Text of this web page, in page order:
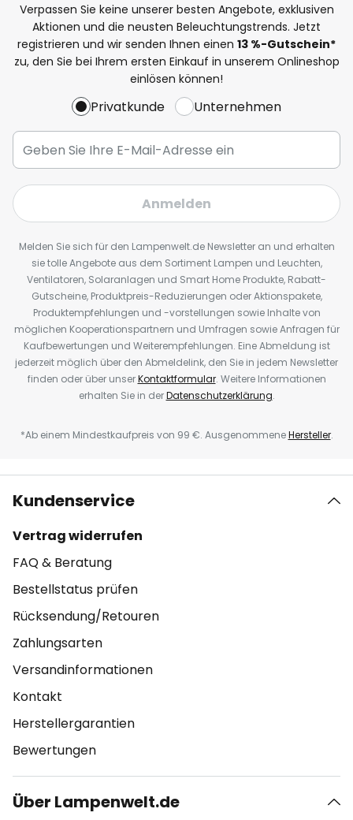
Verpassen Sie keine unserer besten Angebote, exklusiven
Aktionen und die neusten Beleuchtungstrends. Jetzt
registrieren und wir senden Ihnen einen 13 %-Gutschein*
zu, den Sie bei Ihrem ersten Einkauf in unserem Onlineshop
einlösen können!
Privatkunde Unternehmen
Anmelden
Melden Sie sich für den Lampenwelt.de Newsletter an und erhalten
sie tolle Angebote aus dem Sortiment Lampen und Leuchten,
Ventilatoren, Solaranlagen und Smart Home Produkte, Rabatt-
Gutscheine, Produktpreis-Reduzierungen oder Aktionspakete,
Produktempfehlungen und -vorstellungen sowie Inhalte von
möglichen Kooperationspartnern und Umfragen sowie Anfragen für
Kaufbewertungen und Weiterempfehlungen. Eine Abmeldung ist
jederzeit möglich über den Abmeldelink, den Sie in jedem Newsletter
finden oder über unserKontaktformular. Weitere Informationen
erhalten Sie in derDatenschutzerklärung.
*Ab einem Mindestkaufpreis von 99 €. AusgenommeneHersteller.
Kundenservice
Vertrag widerrufen
FAQ & Beratung
Bestellstatus prüfen
Rücksendung/Retouren
Zahlungsarten
Versandinformationen
Kontakt
Herstellergarantien
Bewertungen
Über Lampenwelt.de